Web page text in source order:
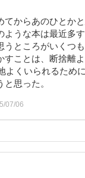
からあのひとか
ような本は最近多
ところがいくつ
ことは、断捨離
よくいられるため
思った。
07/06